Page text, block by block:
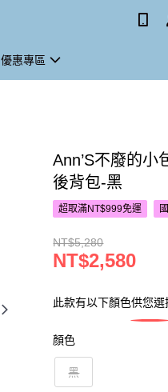
優惠專區
Ann’S不廢的
後背包-黑
超取滿NT$999免運
NT$5,280
NT$2,580
此款有以下顏色供您選
顏色
黑